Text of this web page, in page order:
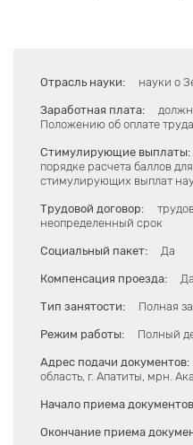
Отрасль науки: науки о
Заработная плата:
Положению об оплате
Стимулирующие выплаты:
порядке расчета баллов
стимулирующих выплат
Трудовой договор:
неопределенный срок
Социальный пакет: Да
Компенсация проезда: Да
Тип занятости: Полная
Режим работы: Полный
Адрес подачи документов:
область, г. Апатиты, мрн.
Начало приема
Окончание приема